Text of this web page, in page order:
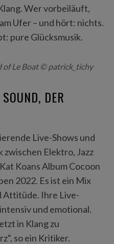
Wer vorbeiläuft,
Ufer – und hört: nichts.
pure Glücksmusik.
of Le Boat © patrick_tichy
DER
Live-Shows und
Elektro, Jazz
Koans Album Cocoon
2022. Es ist ein Mix
Attitüde. Ihre Live-
und emotional.
in Klang zu
so ein Kritiker.